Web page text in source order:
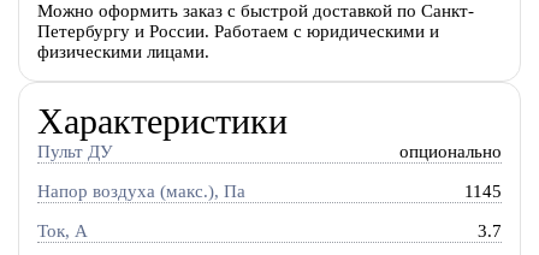
Можно оформить заказ с быстрой доставкой по Санкт-
Петербургу и России. Работаем с юридическими и
физическими лицами.
Характеристики
Пульт ДУ опционально
Напор воздуха (макс.), Па 1145
Ток, A 3.7